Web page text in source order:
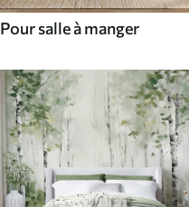
Pour salle à manger